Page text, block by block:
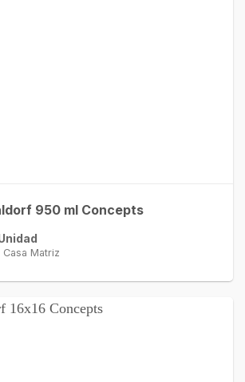
950 ml Concepts
Matriz